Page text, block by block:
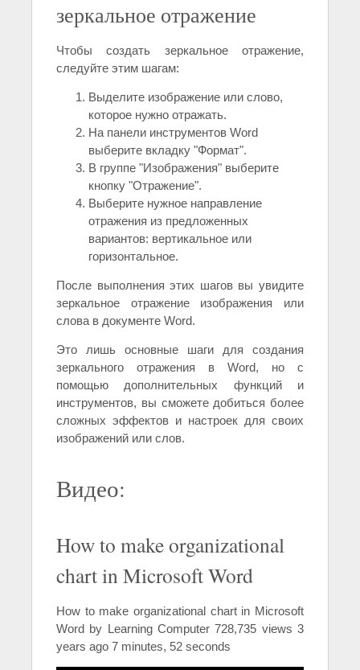
зеркальное отражение
Чтобы создать зеркальное отражение,
следуйте этим шагам:
Выделите изображение или слово,
которое нужно отражать.
На панели инструментов Word
выберите вкладку "Формат".
В группе "Изображения" выберите
кнопку "Отражение".
Выберите нужное направление
отражения из предложенных
вариантов: вертикальное или
горизонтальное.
После выполнения этих шагов вы увидите
зеркальное отражение изображения или
слова в документе Word.
Это лишь основные шаги для создания
зеркального отражения в Word, но с
помощью дополнительных функций и
инструментов, вы сможете добиться более
сложных эффектов и настроек для своих
изображений или слов.
Видео:
How to make organizational
chart in Microsoft Word
How to make organizational chart in Microsoft
Word by Learning Computer 728,735 views 3
years ago 7 minutes, 52 seconds